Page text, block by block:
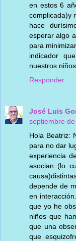
en estos 6
complicada)y
hace
esperar algo
para
indicador
nuestros
Responder
José Luis
septiembre
Hola Beatriz:
para no dar
experiencia
asocian (lo
depende de
en
que yo he
niños que
que una
que